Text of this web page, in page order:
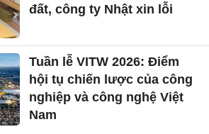
đất, công ty Nhật xin lỗi
Tuần lễ VITW 2026: Điểm
hội tụ chiến lược của công
nghiệp và công nghệ Việt
Nam